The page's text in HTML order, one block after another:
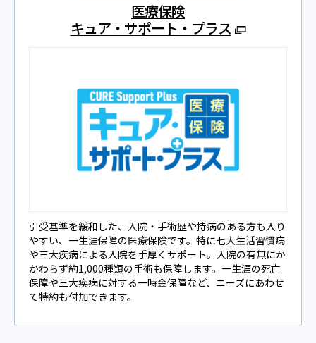
医療保険
キュア・サポート・プラス
引受基準を緩和した、⼊院‧⼿術歴や持病のある⽅も⼊り
やすい、⼀⽣涯保障の医療保険です。特に七⼤⽣活習慣病
や三⼤疾病による⼊院を⼿厚くサポート。⼊院の有無にか
かわらず約1,000種類の⼿術も保障します。⼀⽣涯の死亡
保障や三⼤疾病に対する⼀時⾦保障など、ニーズにあわせ
て特約も付加できます。